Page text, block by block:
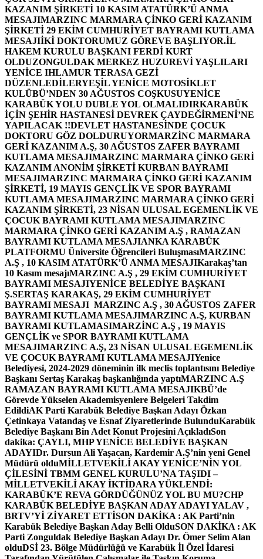
KAZANIM ŞİRKETİ 10 KASIM ATATÜRK’Ü ANMA
MESAJIMARZINC MARMARA ÇİNKO GERİ KAZANIM
ŞİRKETİ 29 EKİM CUMHURİYET BAYRAMI KUTLAMA
MESAJIİKİ DOKTORUMUZ GÖREVE BAŞLIYOR.İL
HAKEM KURULU BAŞKANI FERDİ KURT
OLDUZONGULDAK MERKEZ HUZUREVİ YAŞLILARI
YENİCE IHLAMUR TERASA GEZİ
DÜZENLEDİLERYEŞİL YENİCE MOTOSİKLET
KULÜBÜ’NDEN 30 AĞUSTOS COŞKUSUYENİCE
KARABÜK YOLU DUBLE YOL OLMALIDIRKARABÜK
İÇİN ŞEHİR HASTANESİ DEVREK ÇAYDEĞİRMENİ’NE
YAPILACAK !!DEVLET HASTANESİNDE ÇOCUK
DOKTORU GÖZ DOLDURUYORMARZİNC MARMARA
GERİ KAZANIM A.Ş, 30 AĞUSTOS ZAFER BAYRAMI
KUTLAMA MESAJIMARZINC MARMARA ÇİNKO GERİ
KAZANIM ANONİM ŞİRKETİ KURBAN BAYRAMI
MESAJIMARZINC MARMARA ÇİNKO GERİ KAZANIM
ŞİRKETİ, 19 MAYIS GENÇLİK VE SPOR BAYRAMI
KUTLAMA MESAJIMARZINC MARMARA ÇİNKO GERİ
KAZANIM ŞİRKETİ, 23 NİSAN ULUSAL EGEMENLİK VE
ÇOCUK BAYRAMI KUTLAMA MESAJIMARZINC
MARMARA ÇİNKO GERİ KAZANIM A.Ş , RAMAZAN
BAYRAMI KUTLAMA MESAJIANKA KARABÜK
PLATFORMU Üniversite Öğrencileri BuluşmasıMARZINC
A.Ş , 10 KASIM ATATÜRK’Ü ANMA MESAJIKarakaş’tan
10 Kasım mesajıMARZINC A.Ş , 29 EKİM CUMHURİYET
BAYRAMI MESAJIYENİCE BELEDİYE BAŞKANI
Ş.SERTAŞ KARAKAŞ, 29 EKİM CUMHURİYET
BAYRAMI MESAJI MARZINC A.Ş , 30 AĞUSTOS ZAFER
BAYRAMI KUTLAMA MESAJIMARZINC A.Ş, KURBAN
BAYRAMI KUTLAMASIMARZİNC A.Ş , 19 MAYIS
GENÇLİK ve SPOR BAYRAMI KUTLAMA
MESAJIMARZINC A.Ş, 23 NİSAN ULUSAL EGEMENLİK
VE ÇOCUK BAYRAMI KUTLAMA MESAJIYenice
Belediyesi, 2024-2029 döneminin ilk meclis toplantısını Belediye
Başkanı Sertaş Karakaş başkanlığında yaptıMARZINC A.Ş
RAMAZAN BAYRAMI KUTLAMA MESAJIKBÜ’de
Görevde Yükselen Akademisyenlere Belgeleri Takdim
EdildiAK Parti Karabük Belediye Başkan Adayı Özkan
Çetinkaya Vatandaş ve Esnaf Ziyaretlerinde BulunduKarabük
Belediye Başkanı Bin Adet Konut Projesini AçıkladıSon
dakika: ÇAYLI, MHP YENİCE BELEDİYE BAŞKAN
ADAYIDr. Dursun Ali Yaşacan, Kardemir A.Ş’nin yeni Genel
Müdürü olduMİLLETVEKİLİ AKAY YENİCE’NİN YOL
ÇİLESİNİ TBMM GENEL KURULU’NA TAŞIDI –
MİLLETVEKİLİ AKAY İKTİDARA YÜKLENDİ:
KARABÜK’E REVA GÖRDÜĞÜNÜZ YOL BU MU?CHP
KARABÜK BELEDİYE BAŞKAN ADAY ADAYI YALAV ,
BRTV’Yİ ZİYARET ETTİSON DAKİKA : AK Parti’nin
Karabük Belediye Başkan Aday Belli OlduSON DAKİKA : AK
Parti Zonguldak Belediye Başkan Adayı Dr. Ömer Selim Alan
olduDSİ 23. Bölge Müdürlüğü ve Karabük İl Özel İdaresi